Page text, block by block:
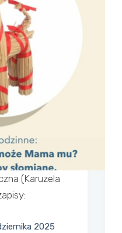
(Karuzela
2025